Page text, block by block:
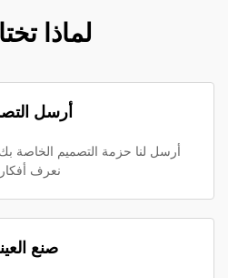
لماذا
أرسل
أرسل لنا حزمة التصميم الخاصة
نعرف
صنع